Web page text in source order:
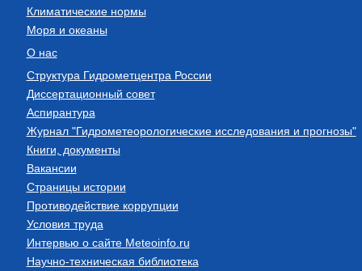
Климатические нормы
Моря и океаны
О нас
Структура Гидрометцентра России
Диссертационный совет
Аспирантура
Журнал "Гидрометеорологические исследования и прогнозы"
Книги, документы
Вакансии
Страницы истории
Противодействие коррупции
Условия труда
Интервью о сайте Meteoinfo.ru
Научно-техническая библиотека